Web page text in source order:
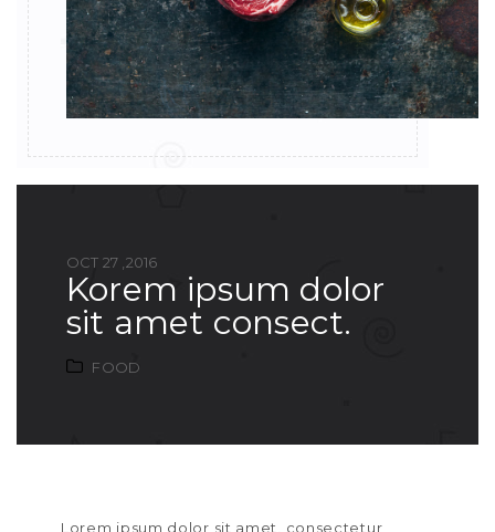
OCT 27 ,2016
korem ipsum dolor
sit amet consect.
FOOD
Lorem ipsum dolor sit amet, consectetur